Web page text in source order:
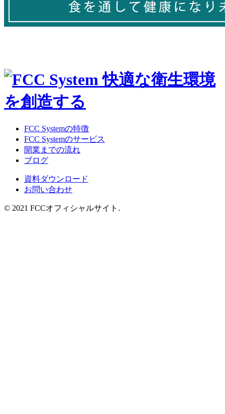
FCC Systemの特徴
FCC Systemのサービス
開業までの流れ
ブログ
資料ダウンロード
お問い合わせ
© 2021 FCCオフィシャルサイト.